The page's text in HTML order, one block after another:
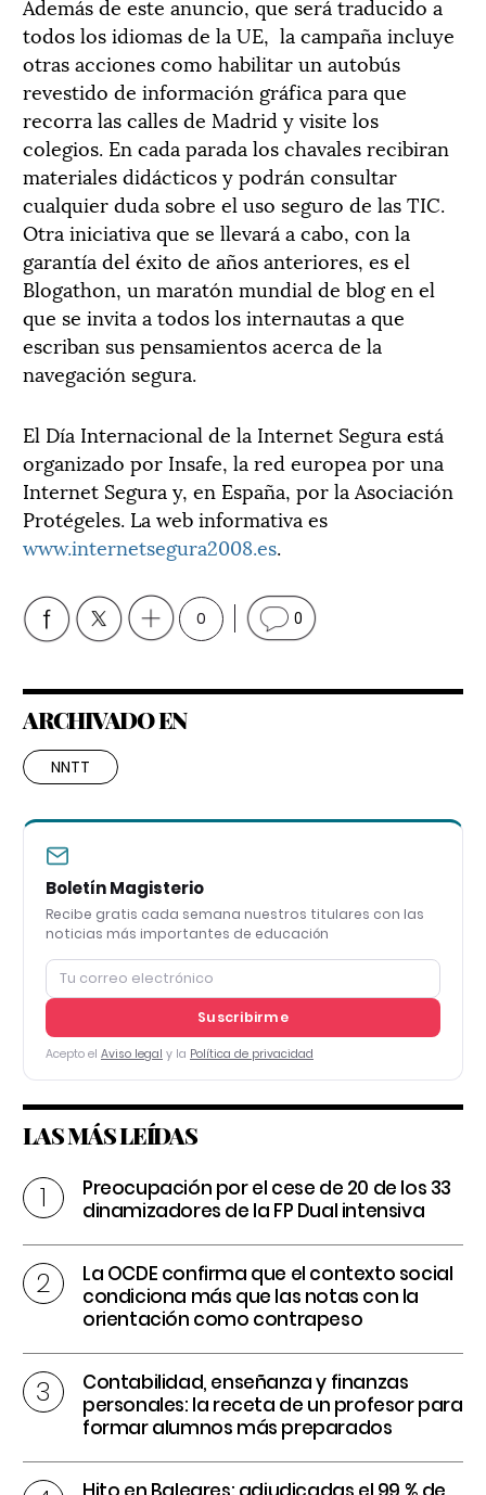
todos los idiomas de la UE, la campaña incluye
otras acciones como habilitar un autobús
revestido de información gráfica para que
recorra las calles de Madrid y visite los
colegios. En cada parada los chavales recibiran
materiales didácticos y podrán consultar
cualquier duda sobre el uso seguro de las TIC.
Otra iniciativa que se llevará a cabo, con la
garantía del éxito de años anteriores, es el
Blogathon, un maratón mundial de blog en el
que se invita a todos los internautas a que
escriban sus pensamientos acerca de la
navegación segura.
El Día Internacional de la Internet Segura está
organizado por Insafe, la red europea por una
Internet Segura y, en España, por la Asociación
Protégeles. La web informativa es
www.internetsegura2008.es.
0 0
ARCHIVADO EN
NNTT
Boletín Magisterio
Recibe gratis cada semana nuestros titulares con las
noticias más importantes de educación
Suscribirme
Acepto el Aviso legal y la Política de privacidad
LAS MÁS LEÍDAS
Preocupación por el cese de 20 de los 33
dinamizadores de la FP Dual intensiva
La OCDE confirma que el contexto social
condiciona más que las notas con la
orientación como contrapeso
Contabilidad, enseñanza y finanzas
personales: la receta de un profesor para
formar alumnos más preparados